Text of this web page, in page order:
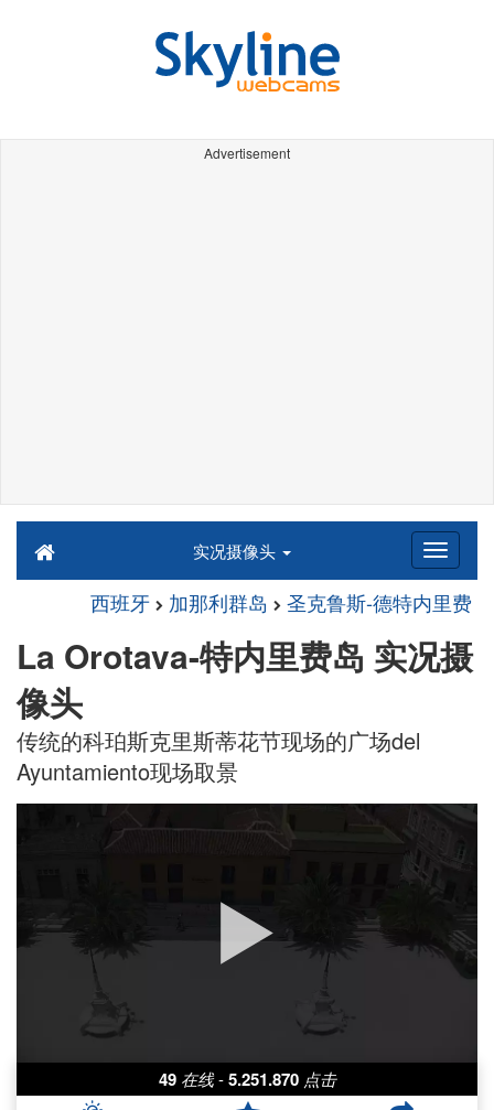
Advertisement
实况摄像头
西班牙 加那利群岛 圣克鲁斯-德特内里费
La Orotava-特内里费岛 实况摄
像头
传统的科珀斯克里斯蒂花节现场的广场del
Ayuntamiento现场取景
49 在线 - 5.251.870 点击